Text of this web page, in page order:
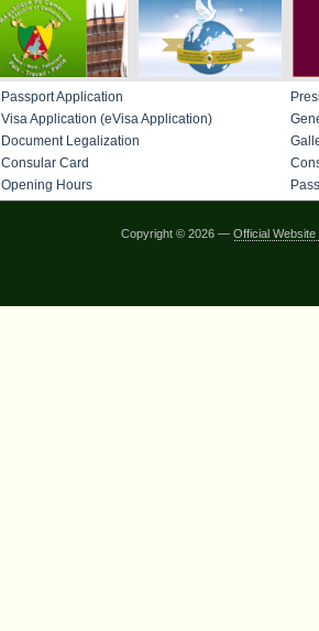
Passport Application
Visa Application (eVisa Application)
Document Legalization
Consular Card
Opening Hours
Copyright © 2026 —Official